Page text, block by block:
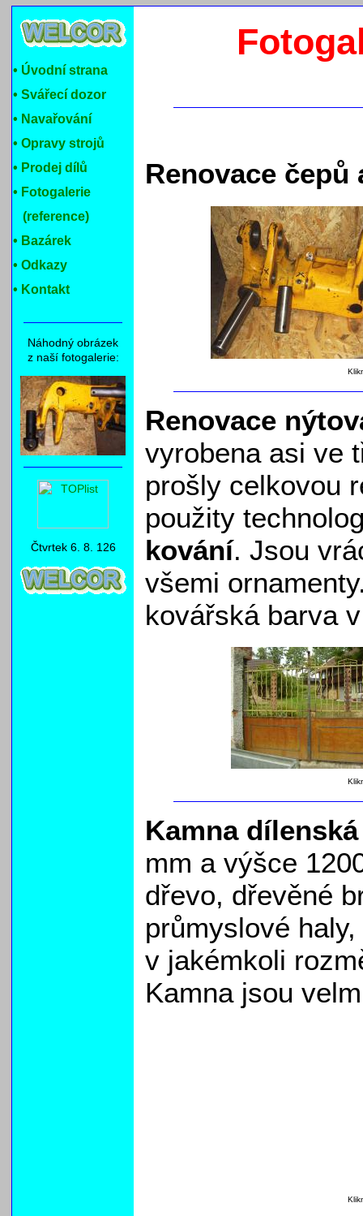
• Úvodní strana
• Svářecí dozor
• Navařování
• Opravy strojů
• Prodej dílů
• Fotogalerie
(reference)
• Bazárek
• Odkazy
• Kontakt
Náhodný obrázek
z naší fotogalerie:
Čtvrtek 6. 8. 126
Renovace
Renovace
vyrobena asi ve
prošly celkovou
použity
kování. Jsou
všemi
kovářská barva
Kamna
mm a výšce
dřevo, dřevěné
průmyslové
v jakémkoli
Kamna jsou